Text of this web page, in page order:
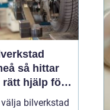
hittar
rätt hjälp för
bil
bilverkstad